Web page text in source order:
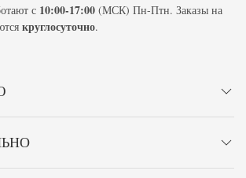
с 10:00-17:00 (МСК) Пн-Птн. Заказы на
круглосуточно.